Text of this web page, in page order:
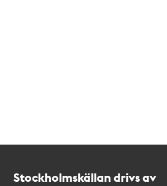
Stockholmskällan drivs av